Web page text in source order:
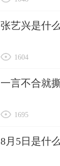
张艺兴是什
1604
一言不合就
1695
8月5日是什